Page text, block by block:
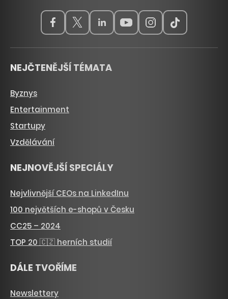
NEJČTENĚJŠÍ TÉMATA
Byznys
Entertainment
Startupy
Vzdělávání
NEJNOVĚJŠÍ SPECIÁLY
Nejvlivnější CEOs na LinkedInu
100 největších e-shopů v Česku
CC25 – 2024
TOP 20 🇨🇿 herních studií
DÁLE TVOŘÍME
Newslettery